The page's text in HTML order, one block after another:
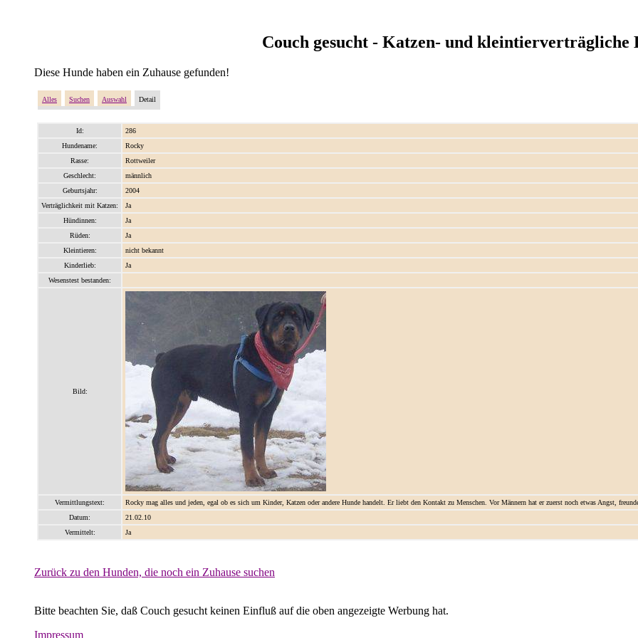
Couch gesucht - Katzen- und kleintierverträgliche
Diese Hunde haben ein Zuhause gefunden!
Alles Suchen Auswahl Detail
Id:
286
Hundename:
Rocky
Rasse:
Rottweiler
Geschlecht:
männlich
Geburtsjahr:
2004
Verträglichkeit mit Katzen:
Ja
Hündinnen:
Ja
Rüden:
Ja
Kleintieren:
nicht bekannt
Kinderlieb:
Ja
Wesenstest bestanden:
Bild:
Vermittlungstext:
Rocky mag alles und jeden, egal ob es sich um Kinder, Katzen oder andere Hunde handelt. Er liebt den Kontakt zu Menschen. Vor Männern hat er zuerst noch etwas Angst,
Datum:
21.02.10
Vermittelt:
Ja
Zurück zu den Hunden, die noch ein Zuhause suchen
Bitte beachten Sie, daß Couch gesucht keinen Einfluß auf die oben angezeigte Werbung hat.
Impressum